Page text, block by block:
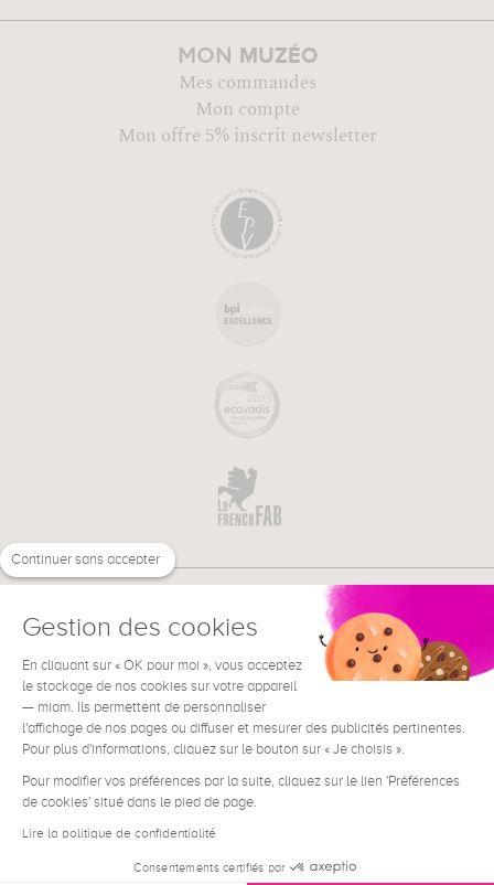
MON MUZÉO
Mes commandes
Mon compte
Mon offre 5% inscrit newsletter
BESOIN D'AIDE ?
Conditions générales de vente
Mentions Légales
Contact
Continuer sans accepter
Gestion des cookies
En cliquant sur « OK pour moi », vous acceptez
le stockage de nos cookies sur votre appareil
— miam. Ils permettent de personnaliser
l'affichage de nos pages ou diffuser et mesurer des publicités pertinentes.
Pour plus d'informations, cliquez sur le bouton sur « Je choisis ».
Pour modifier vos préférences par la suite, cliquez sur le lien 'Préférences
de cookies' situé dans le pied de page.
Lire la politique de confidentialité
Consentements certifiés par